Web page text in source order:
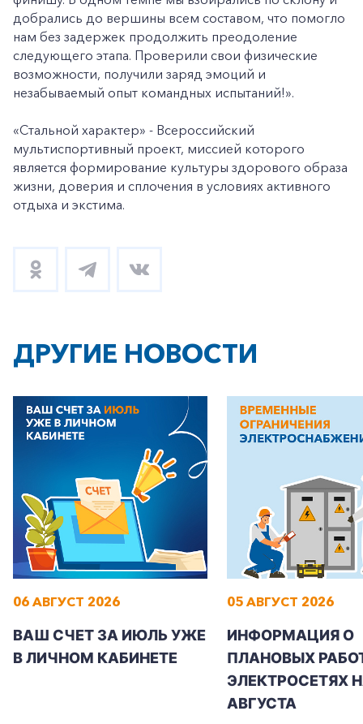
+7-800-700-24-57
Заказать обратный звонок
Частным клиентам
Корпоративным клиентам
добрались до вершины всем составом, что помогло
нам без задержек продолжить преодоление
следующего этапа. Проверили свои физические
возможности, получили заряд эмоций и
незабываемый опыт командных испытаний!».
«Стальной характер» - Всероссийский
мультиспортивный проект, миссией которого
является формирование культуры здорового образа
жизни, доверия и сплочения в условиях активного
отдыха и экстима.
ДРУГИЕ НОВОСТИ
06 АВГУСТ 2026
ВАШ СЧЕТ ЗА ИЮЛЬ УЖЕ
В ЛИЧНОМ КАБИНЕТЕ
05 АВГУСТ 2026
ИНФОРМАЦИЯ О
ПЛАНОВЫХ
ЭЛЕКТРОСЕТЯХ
АВГУСТА